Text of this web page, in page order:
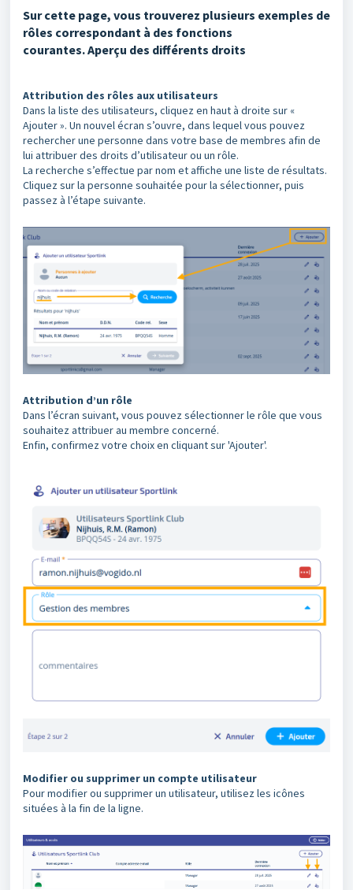
Sur cette page, vous trouverez plusieurs exemples de
rôles correspondant à des fonctions
courantes. Aperçu des différents droits
Attribution des rôles aux utilisateurs
Dans la liste des utilisateurs, cliquez en haut à droite sur «
Ajouter ». Un nouvel écran s’ouvre, dans lequel vous pouvez
rechercher une personne dans votre base de membres afin de
lui attribuer des droits d’utilisateur ou un rôle.
La recherche s’effectue par nom et affiche une liste de résultats.
Cliquez sur la personne souhaitée pour la sélectionner, puis
passez à l’étape suivante.
Attribution d’un rôle
Dans l’écran suivant, vous pouvez sélectionner le rôle que vous
souhaitez attribuer au membre concerné.
Enfin, confirmez votre choix en cliquant sur 'Ajouter'.
Modifier ou supprimer un compte utilisateur
Pour modifier ou supprimer un utilisateur, utilisez les icônes
situées à la fin de la ligne.